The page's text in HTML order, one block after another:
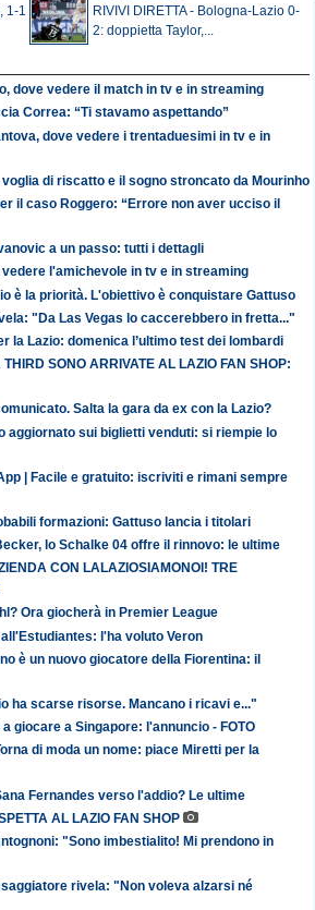
1-1
RIVIVI DIRETTA - Bologna-Lazio 0-
2: doppietta Taylor,...
dove vedere il match in tv e in streaming
Correa: “Ti stavamo aspettando”
dove vedere i trentaduesimi in tv e in
di riscatto e il sogno stroncato da Mourinho
il caso Roggero: “Errore non aver ucciso il
a un passo: tutti i dettagli
vedere l'amichevole in tv e in streaming
è la priorità. L'obiettivo è conquistare Gattuso
"Da Las Vegas lo caccerebbero in fretta..."
la Lazio: domenica l’ultimo test dei lombardi
SONO ARRIVATE AL LAZIO FAN SHOP:
Salta la gara da ex con la Lazio?
aggiornato sui biglietti venduti: si riempie lo
| Facile e gratuito: iscriviti e rimani sempre
formazioni: Gattuso lancia i titolari
lo Schalke 04 offre il rinnovo: le ultime
CON LALAZIOSIAMONOI! TRE
Ora giocherà in Premier League
l'ha voluto Veron
è un nuovo giocatore della Fiorentina: il
ha scarse risorse. Mancano i ricavi e..."
giocare a Singapore: l'annuncio - FOTO
di moda un nome: piace Miretti per la
Fernandes verso l'addio? Le ultime
AL LAZIO FAN SHOP
"Sono imbestialito! Mi prendono in
rivela: "Non voleva alzarsi né